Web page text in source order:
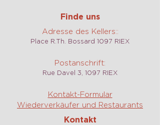
Finde uns
Adresse des Kellers::
Place R.Th. Bossard 1097 RIEX
Postanschrift:
Rue Davel 3, 1097 RIEX
Kontakt-Formular
Wiederverkäufer und Restaurants
Kontakt